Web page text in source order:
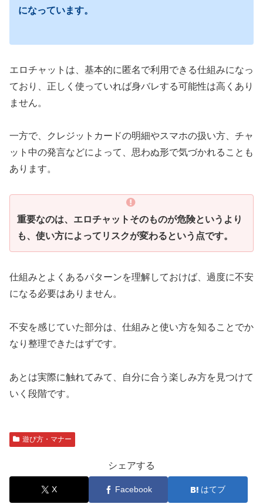
になっています。
エロチャットは、基本的に匿名で利用できる仕組みになっ
ており、正しく使っていれば身バレする可能性は高くあり
ません。
一方で、クレジットカードの明細やスマホの扱い方、チャ
ット中の発言などによって、思わぬ形で気づかれることも
あります。
重要なのは、エロチャットそのものが危険というより
も、使い方によってリスクが変わるという点です。
仕組みとよくあるパターンを理解しておけば、過度に不安
になる必要はありません。
不安を感じていた部分は、仕組みと使い方を知ることでか
なり整理できたはずです。
あとは実際に触れてみて、自分に合う楽しみ方を見つけて
いく段階です。
遊び方・マナー
シェアする
X Facebook はてブ